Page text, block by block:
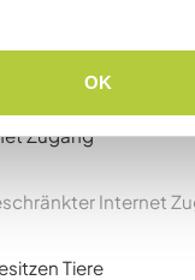
OK
Information
Zugang
Internet
Tiere